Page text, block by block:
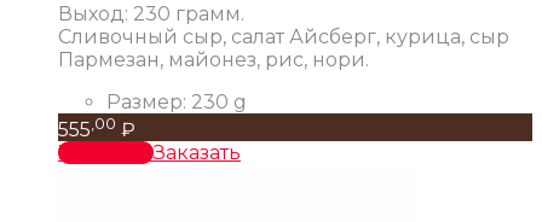
Выход: 230 грамм.
Сливочный сыр, салат Айсберг, курица, сыр
Пармезан, майонез, рис, нори.
Размер: 230 g
555 ,00 ₽
В корзинуЗаказать